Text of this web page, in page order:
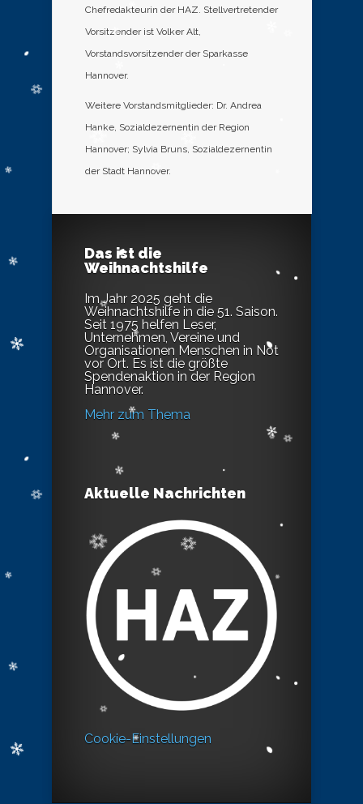
Chefredakteurin der HAZ. Stellvertretender
Vorsitzender ist Volker Alt,
Vorstandsvorsitzender der Sparkasse
Hannover.
Weitere Vorstandsmitglieder: Dr. Andrea
Hanke, Sozialdezernentin der Region
Hannover; Sylvia Bruns, Sozialdezernentin
der Stadt Hannover.
Das ist die
Weihnachtshilfe
Im Jahr 2025 geht die
Weihnachtshilfe in die 51. Saison.
Seit 1975 helfen Leser,
Unternehmen, Vereine und
Organisationen Menschen in Not
vor Ort. Es ist die größte
Spendenaktion in der Region
Hannover.
Mehr zum Thema
Aktuelle Nachrichten
Cookie-Einstellungen